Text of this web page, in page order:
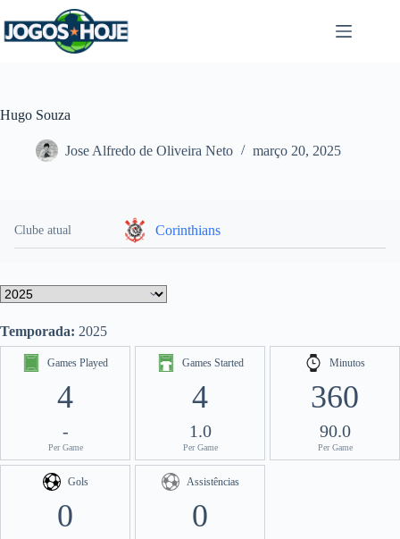
para
o
Hugo Souza
Jose Alfredo de Oliveira Neto março 20, 2025
Clube atual Corinthians
Temporada: 2025
Games Played
4
-
Per Game
Games Started
4
1.0
Per Game
Minutos
360
90.0
Per Game
Gols
0
Assistências
0